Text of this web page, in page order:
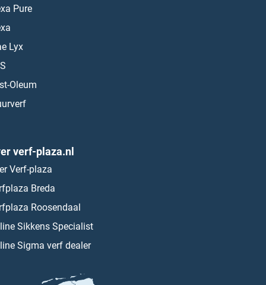
Pure
Lyx
Oleum
verf-plaza.nl
Verf-plaza
Breda
Roosendaal
Sikkens Specialist
Sigma verf dealer